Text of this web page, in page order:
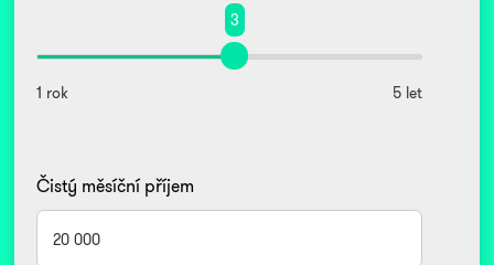
3
1 rok 5 let
Čistý měsíční příjem